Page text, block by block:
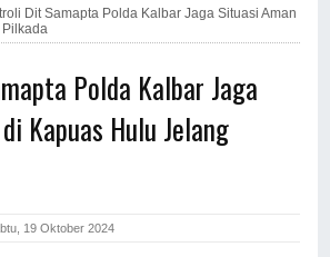
Dit Samapta Polda Kalbar Jaga Situasi Aman
Polda Kalbar Jaga
Kapuas Hulu Jelang
19 Oktober 2024